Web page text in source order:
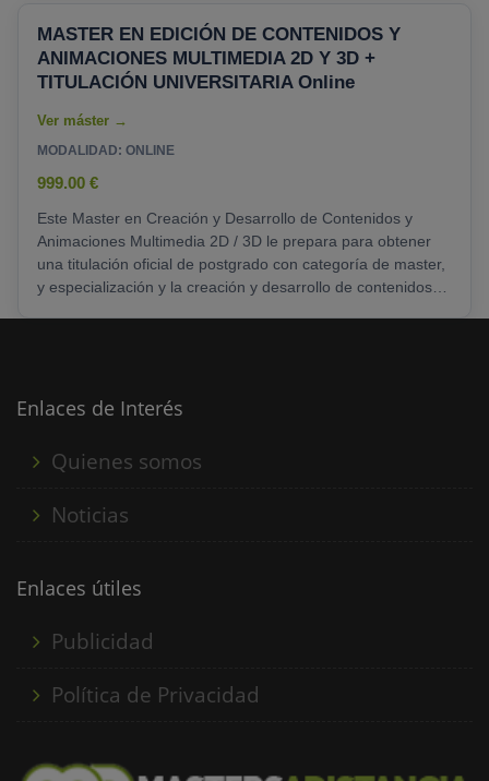
la prueba de evaluación correspondiente. Cómo realizarás
tu curso El estudio se lleva a cabo a través del Campus
Online: 1. Accederás a los contenidos......
MASTER EN EDICIÓN DE CONTENIDOS Y
ANIMACIONES MULTIMEDIA 2D Y 3D +
TITULACIÓN UNIVERSITARIA Online
MODALIDAD: ONLINE
999.00 €
Este Master en Creación y Desarrollo de Contenidos y
Animaciones Multimedia 2D / 3D le prepara para obtener
una titulación oficial de postgrado con categoría de master,
y especialización y la creación y desarrollo de contenidos
Enlaces de Interés
Quienes somos
Noticias
Enlaces útiles
Publicidad
Política de Privacidad